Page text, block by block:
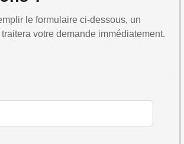
le formulaire ci-dessous, un
votre demande immédiatement.